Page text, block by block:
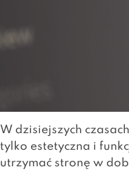
W dzisiejszych
tylko estetyczna i
utrzymać stronę w